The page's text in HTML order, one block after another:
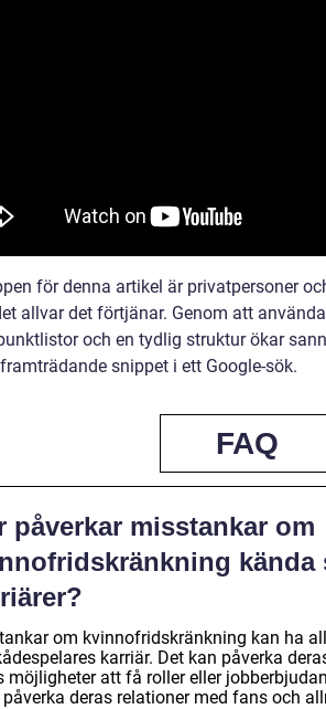
för denna artikel är privatpersoner
allvar det förtjänar. Genom att
och en tydlig struktur ökar
snippet i ett Google-sök.
FAQ
påverkar misstankar om
kända
om kvinnofridskränkning kan ha
karriär. Det kan påverka
möjligheter att få roller eller
deras relationer med fans och